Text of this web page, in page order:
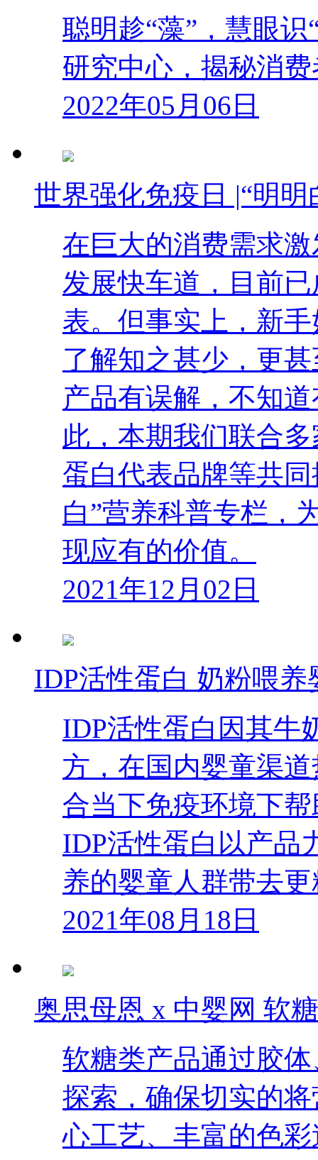
聪明趁“藻”，慧眼
研究中心，揭秘消
2022年05月06日
世界强化免疫日 |“明
在巨大的消费需求
发展快车道，目前
表。但事实上，新
了解知之甚少，更
产品有误解，不知
此，本期我们联合
蛋白代表品牌等共
白”营养科普专栏，
现应有的价值。
2021年12月02日
IDP活性蛋白 奶粉喂
IDP活性蛋白因其牛
方，在国内婴童渠
合当下免疫环境下
IDP活性蛋白以产品
养的婴童人群带去
2021年08月18日
奥思母恩 x 中婴网 软
软糖类产品通过胶
探索，确保切实的
心工艺、丰富的色